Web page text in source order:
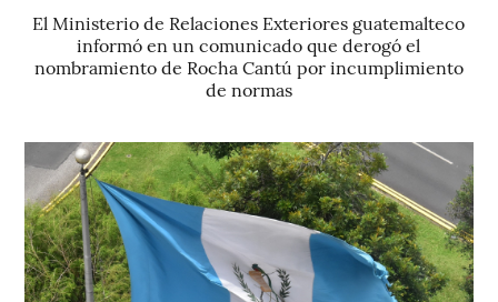
El Ministerio de Relaciones Exteriores guatemalteco
informó en un comunicado que derogó el
nombramiento de Rocha Cantú por incumplimiento
de normas